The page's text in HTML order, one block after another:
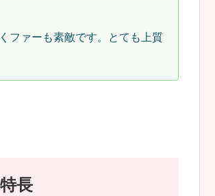
ファーも素敵です。とても上質
長